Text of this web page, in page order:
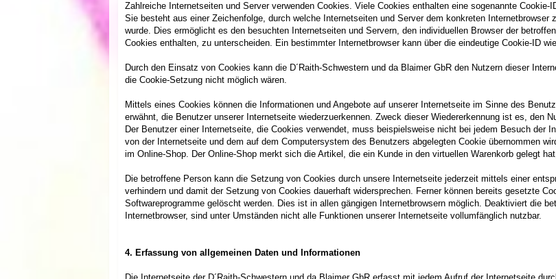
Zahlreiche Internetseiten und Server verwenden Cookies. Viele Cookies enthalten eine sogenannte
Sie besteht aus einer Zeichenfolge, durch welche Internetseiten und Server dem konkreten Internetbrowser
wurde. Dies ermöglicht es den besuchten Internetseiten und Servern, den individuellen Browser der
Cookies enthalten, zu unterscheiden. Ein bestimmter Internetbrowser kann über die eindeutige Cookie-ID
Durch den Einsatz von Cookies kann die D´Raith-Schwestern und da Blaimer GbR den Nutzern dieser
die Cookie-Setzung nicht möglich wären.
Mittels eines Cookies können die Informationen und Angebote auf unserer Internetseite im Sinne des
erwähnt, die Benutzer unserer Internetseite wiederzuerkennen. Zweck dieser Wiedererkennung ist es, den
Der Benutzer einer Internetseite, die Cookies verwendet, muss beispielsweise nicht bei jedem Besuch der
von der Internetseite und dem auf dem Computersystem des Benutzers abgelegten Cookie übernommen
im Online-Shop. Der Online-Shop merkt sich die Artikel, die ein Kunde in den virtuellen Warenkorb gelegt
Die betroffene Person kann die Setzung von Cookies durch unsere Internetseite jederzeit mittels einer
verhindern und damit der Setzung von Cookies dauerhaft widersprechen. Ferner können bereits gesetzte
Softwareprogramme gelöscht werden. Dies ist in allen gängigen Internetbrowsern möglich. Deaktiviert die
Internetbrowser, sind unter Umständen nicht alle Funktionen unserer Internetseite vollumfänglich nutzbar.
4. Erfassung von allgemeinen Daten und Informationen